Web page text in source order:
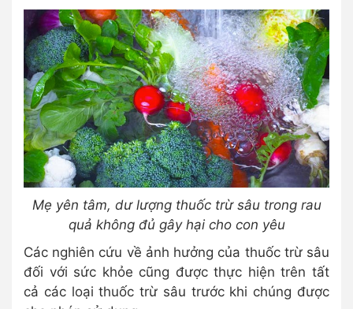
Mẹ yên tâm, dư lượng thuốc trừ sâu trong rau
quả không đủ gây hại cho con yêu
Các nghiên cứu về ảnh hưởng của thuốc trừ sâu
đối với sức khỏe cũng được thực hiện trên tất
cả các loại thuốc trừ sâu trước khi chúng được